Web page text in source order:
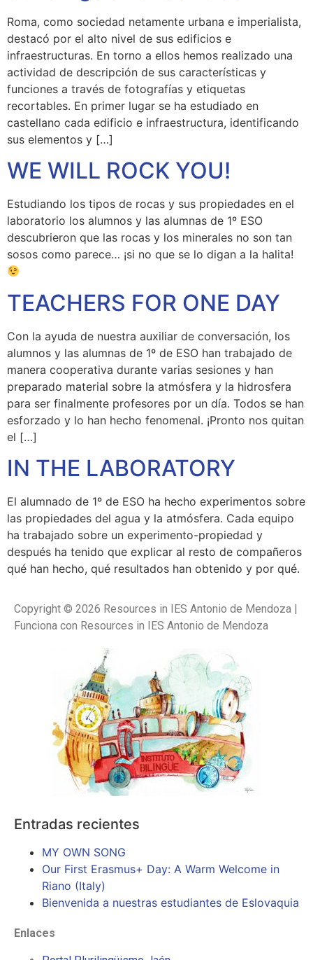
Roma, como sociedad netamente urbana e imperialista,
destacó por el alto nivel de sus edificios e
infraestructuras. En torno a ellos hemos realizado una
actividad de descripción de sus características y
funciones a través de fotografías y etiquetas
recortables. En primer lugar se ha estudiado en
castellano cada edificio e infraestructura, identificando
sus elementos y […]
WE WILL ROCK YOU!
Estudiando los tipos de rocas y sus propiedades en el
laboratorio los alumnos y las alumnas de 1º ESO
descubrieron que las rocas y los minerales no son tan
sosos como parece… ¡si no que se lo digan a la halita!
TEACHERS FOR ONE DAY
Con la ayuda de nuestra auxiliar de conversación, los
alumnos y las alumnas de 1º de ESO han trabajado de
manera cooperativa durante varias sesiones y han
preparado material sobre la atmósfera y la hidrosfera
para ser finalmente profesores por un día. Todos se han
esforzado y lo han hecho fenomenal. ¡Pronto nos quitan
el […]
IN THE LABORATORY
El alumnado de 1º de ESO ha hecho experimentos sobre
las propiedades del agua y la atmósfera. Cada equipo
ha trabajado sobre un experimento-propiedad y
después ha tenido que explicar al resto de compañeros
qué han hecho, qué resultados han obtenido y por qué.
Copyright © 2026 Resources in IES Antonio de Mendoza |
Funciona con Resources in IES Antonio de Mendoza
Entradas recientes
MY OWN SONG
Our First Erasmus+ Day: A Warm Welcome in
Riano (Italy)
Bienvenida a nuestras estudiantes de Eslovaquia
Enlaces